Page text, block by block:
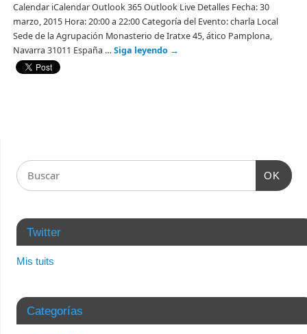
Calendar iCalendar Outlook 365 Outlook Live Detalles Fecha: 30
marzo, 2015 Hora: 20:00 a 22:00 Categoría del Evento: charla Local
Sede de la Agrupación Monasterio de Iratxe 45, ático Pamplona,
Navarra 31011 España … Siga leyendo →
OK
Twitter
Mis tuits
Categorías